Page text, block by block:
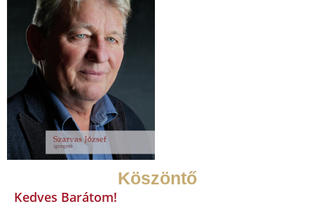
Köszöntő
Kedves Barátom!